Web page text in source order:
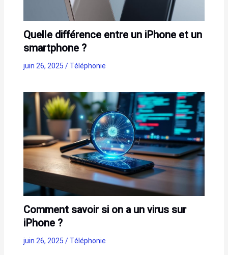
Quelle différence entre un iPhone et un
smartphone ?
juin 26, 2025/Téléphonie
Comment savoir si on a un virus sur
iPhone ?
juin 26, 2025/Téléphonie